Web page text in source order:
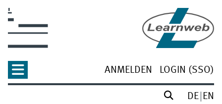
ANMELDEN LOGIN (SSO)
DE EN